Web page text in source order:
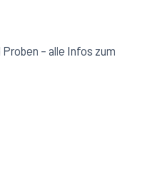
– alle Infos zum